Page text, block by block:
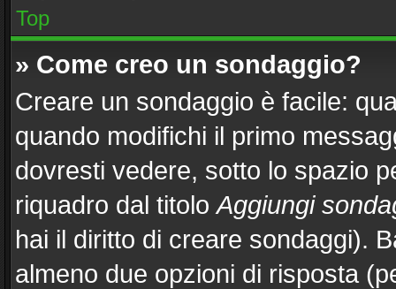
Top
» Come creo un sondaggio?
Creare un sondaggio è facile:
quando modifichi il primo
dovresti vedere, sotto lo spazio
riquadro dal titoloAggiungi
hai il diritto di creare sondaggi).
almeno due opzioni di risposta